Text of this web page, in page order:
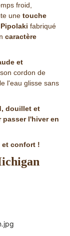
froid,
une touche
Pipolaki fabriqué
caractère
et
cordon de
l'eau glisse sans
douillet et
l'hiver en
et confort !